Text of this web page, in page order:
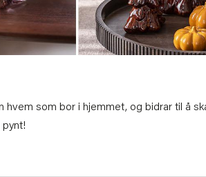
som bor i hjemmet, og bidrar til å